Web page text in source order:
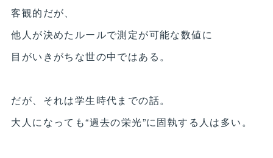
客観的だが、
他人が決めたルールで測定が可能な数値に
目がいきがちな世の中ではある。
だが、それは学生時代までの話。
大人になっても“過去の栄光”に固執する人は多い。